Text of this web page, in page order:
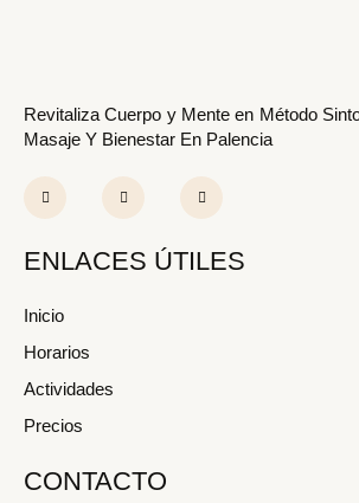
Revitaliza Cuerpo y Mente en Método
Masaje Y Bienestar En Palencia
a
o
o
f
n
g
r
o
b
e
ENLACES ÚTILES
Inicio
Horarios
Actividades
Precios
CONTACTO